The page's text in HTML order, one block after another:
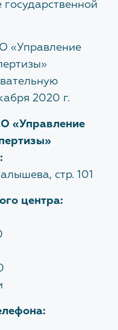
от 02.05.2006
обращений
телефону:
начальника
обоснования
по
«Управление
2020 г.
«Управление
стр. 101
центра: